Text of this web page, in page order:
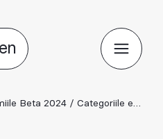
en
Beta 2024 / Categoriile ediției 2024